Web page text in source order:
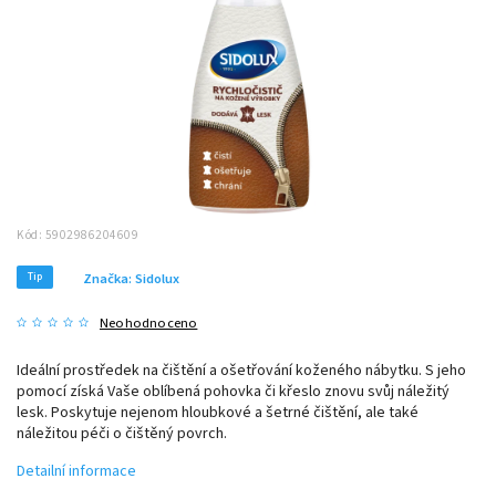
Kód: 5902986204609
Tip
Neohodnoceno
Značka: Sidolux
Ideální prostředek na čištění a ošetřování koženého nábytku. S jeho
pomocí získá Vaše oblíbená pohovka či křeslo znovu svůj náležitý
lesk. Poskytuje nejenom hloubkové a šetrné čištění, ale také
náležitou péči o čištěný povrch.
Detailní informace